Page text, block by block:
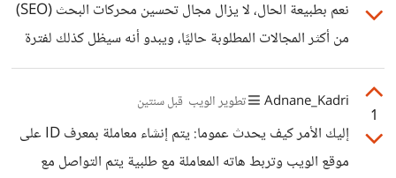
الشكاوى حول هذا الموضوع في منتديات انفاتو. عموما، بعض
نعم بطبيعة الحال، لا يزال مجال تحسين محركات البحث (SEO)
من أكثر المجالات المطلوبة حاليًا، ويبدو أنه سيظل كذلك لفترة
طويلة. والسبب بسيط: أي شركة أو موقع إلكتروني يريد أن
يكون مرئيًا على الإنترنت يحتاج إلى شخص يفهم كيف تجعل
محركات البحث تعرضه في النتائج الأولى. بل وحتى من ناحية
المستقبل الطويل الأمد، فإنه لا يزال هناك حاجة إلى
1
Adnane_Kadri تطوير الويب قبل سنتين
إليك الأمر كيف يحدث عموما: يتم إنشاء معاملة بمعرف ID على
موقع الويب وتربط هاته المعاملة مع طلبية يتم التواصل مع